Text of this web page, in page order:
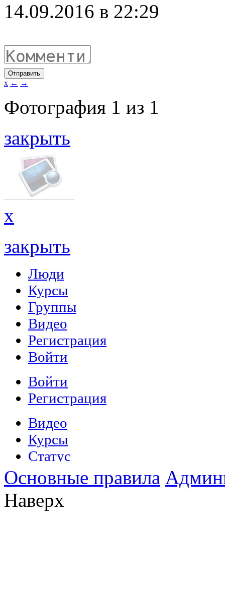
14.09.2016 в 22:29
Отправить
x ← →
Фотография 1 из 1
закрыть
x
закрыть
Основные правила
Наверх